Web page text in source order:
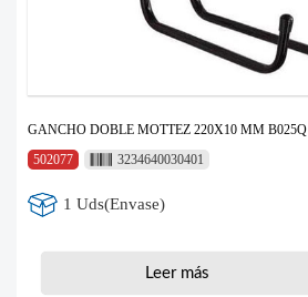
GANCHO DOBLE MOTTEZ 220X10 MM B025Q
502077
3234640030401
1 Uds(Envase)
Leer más